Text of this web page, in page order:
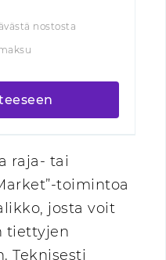
nostosta
raja- tai
toimintoa
josta voit
tiettyjen
Teknisesti